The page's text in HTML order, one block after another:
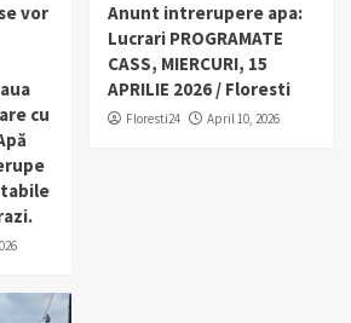
vor
cu
Anunt intrerupere apa:
Lucrari PROGRAMATE
CASS, MIERCURI, 15
APRILIE 2026 / Floresti
Floresti24 April 10, 2026